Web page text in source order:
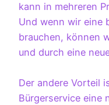
kann in mehreren
Und wenn wir eine
brauchen, können
und durch eine
Der andere Vorteil
Bürgerservice eine